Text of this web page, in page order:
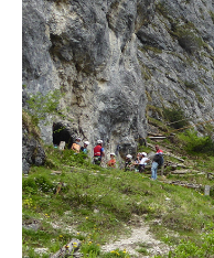
Vereinsgeschichte